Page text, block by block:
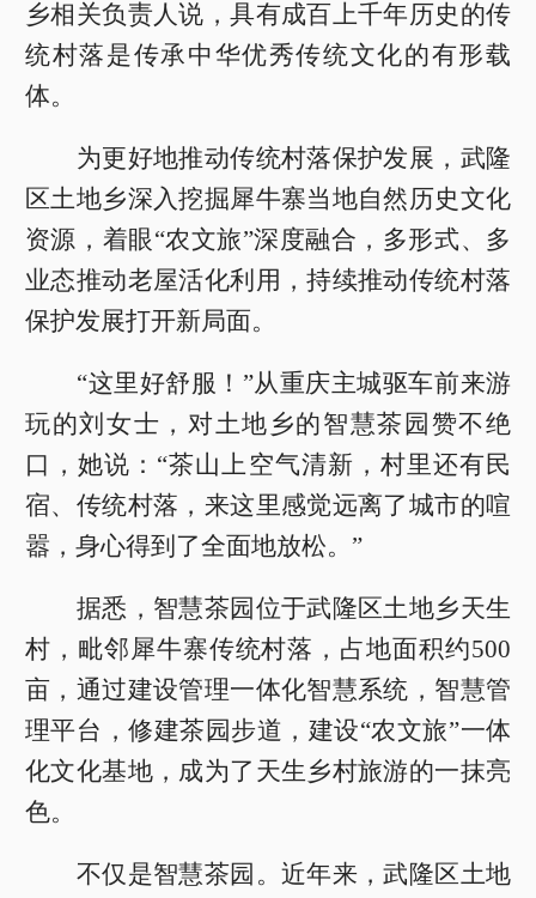
乡相关负责人说，具有成百上千年历史的传
统村落是传承中华优秀传统文化的有形载
体。
为更好地推动传统村落保护发展，武隆
区土地乡深入挖掘犀牛寨当地自然历史文化
资源，着眼“农文旅”深度融合，多形式、多
业态推动老屋活化利用，持续推动传统村落
保护发展打开新局面。
“这里好舒服！”从重庆主城驱车前来游
玩的刘女士，对土地乡的智慧茶园赞不绝
口，她说：“茶山上空气清新，村里还有民
宿、传统村落，来这里感觉远离了城市的喧
嚣，身心得到了全面地放松。”
据悉，智慧茶园位于武隆区土地乡天生
村，毗邻犀牛寨传统村落，占地面积约500
亩，通过建设管理一体化智慧系统，智慧管
理平台，修建茶园步道，建设“农文旅”一体
化文化基地，成为了天生乡村旅游的一抹亮
色。
不仅是智慧茶园。近年来，武隆区土地